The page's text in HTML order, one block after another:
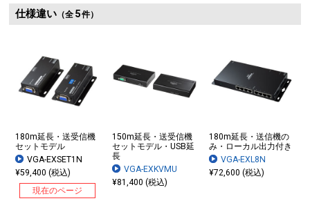
仕様違い（全 5件）
180m延長・送受信機
セットモデル
VGA-EXSET1N
¥59,400 (税込)
現在のページ
150m延長・送受信機
セットモデル・USB延
長
VGA-EXKVMU
¥81,400 (税込)
180m延長・送信機の
み・ローカル出力付き
VGA-EXL8N
¥72,600 (税込)